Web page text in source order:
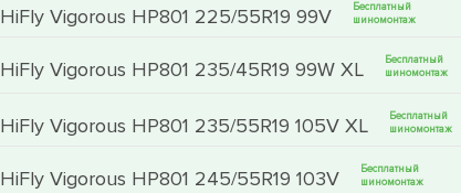
HiFly Vigorous HP801 225/55R19 99V
Бесплатный
шиномонтаж
HiFly Vigorous HP801 235/45R19 99W XL
Бесплатный
шиномонтаж
HiFly Vigorous HP801 235/55R19 105V XL
Бесплатный
шиномонтаж
HiFly Vigorous HP801 245/55R19 103V
Бесплатный
шиномонтаж